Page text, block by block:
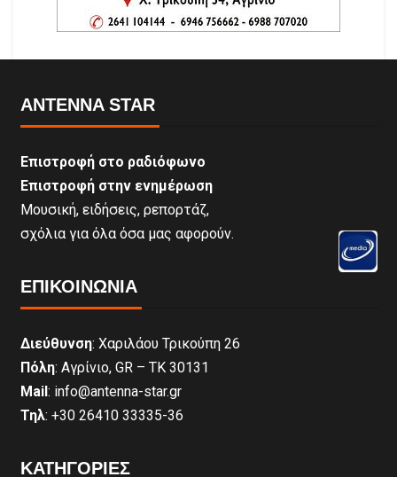
ANTENNA STAR
Επιστροφή στο ραδιόφωνο
Επιστροφή στην ενημέρωση
Μουσική, ειδήσεις, ρεπορτάζ,
σχόλια για όλα όσα μας αφορούν.
ΕΠΙΚΟΙΝΩΝΊΑ
Διεύθυνση: Χαριλάου Τρικούπη 26
Πόλη: Αγρίνιο, GR – ΤΚ 30131
Mail: info@antenna-star.gr
Τηλ: +30 26410 33335-36
ΚΑΤΗΓΟΡΙΕΣ